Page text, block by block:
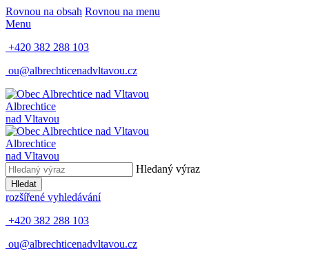
Rovnou na obsah Rovnou na menu
Menu
+420 382 288 103
ou@albrechticenadvltavou.cz
Albrechtice
nad Vltavou
Albrechtice
nad Vltavou
Hledaný výraz
Hledat
rozšířené vyhledávání
+420 382 288 103
ou@albrechticenadvltavou.cz